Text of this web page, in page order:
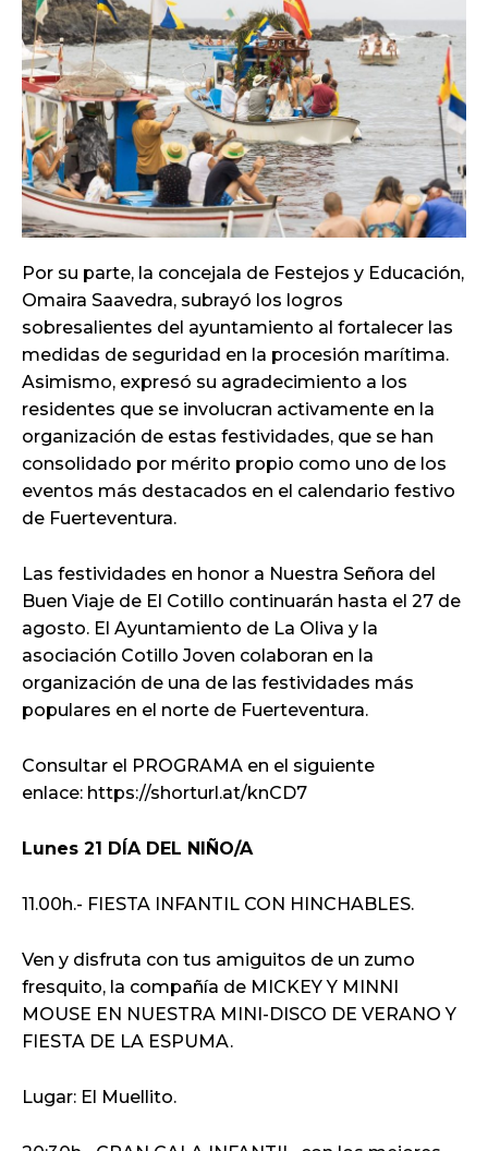
Por su parte, la concejala de Festejos y Educación,
Omaira Saavedra, subrayó los logros
sobresalientes del ayuntamiento al fortalecer las
medidas de seguridad en la procesión marítima.
Asimismo, expresó su agradecimiento a los
residentes que se involucran activamente en la
organización de estas festividades, que se han
consolidado por mérito propio como uno de los
eventos más destacados en el calendario festivo
de Fuerteventura.
Las festividades en honor a Nuestra Señora del
Buen Viaje de El Cotillo continuarán hasta el 27 de
agosto. El Ayuntamiento de La Oliva y la
asociación Cotillo Joven colaboran en la
organización de una de las festividades más
populares en el norte de Fuerteventura.
Consultar el PROGRAMA en el siguiente
enlace: https://shorturl.at/knCD7
Lunes 21 DÍA DEL NIÑO/A
11.00h.- FIESTA INFANTIL CON HINCHABLES.
Ven y disfruta con tus amiguitos de un zumo
fresquito, la compañía de MICKEY Y MINNI
MOUSE EN NUESTRA MINI-DISCO DE VERANO Y
FIESTA DE LA ESPUMA.
Lugar: El Muellito.